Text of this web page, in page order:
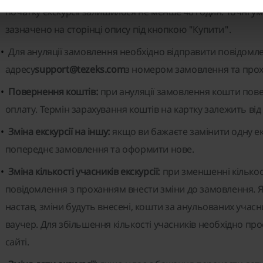
початку екскурсії залишилося не менше 48 годин. Точні
зазначено на сторінці опису під кнопкою "Купити".
Для ануляції замовлення необхідно відправити
адресуsupport@tezeks.comз номером замовлення та
Повернення коштів: при ануляції замовлення кошти
оплату. Термін зарахування коштів на картку залежить
Зміна екскурсії на іншу: якщо ви бажаєте замінити одну
попереднє замовлення та оформити нове.
Зміна кількості учасників екскурсії: при зменшенні
повідомлення з проханням внести зміни до замовлення.
настав, зміни будуть внесені, кошти за анульованих
ваучер. Для збільшення кількості учасників необхідно
сайті.